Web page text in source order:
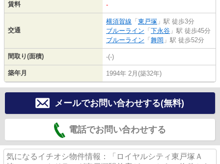
賃料 -
交通
横須賀線 「 東戸塚 」駅 徒歩3分
ブルーライン 「 下永谷 」駅 徒歩45分
ブルーライン 「 舞岡 」駅 徒歩52分
間取り(面積) -(-)
築年月 1994年 2月(築32年)
メールでお問い合わせする(無料)
電話でお問い合わせする
気になるイチオシ物件情報：「ロイヤルシティ東戸塚Ａ